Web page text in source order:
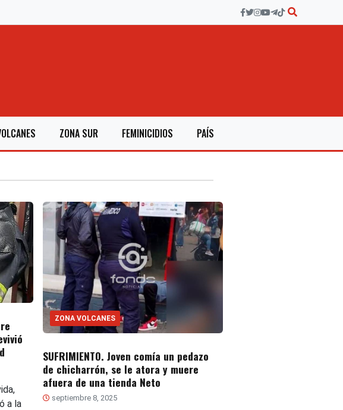
ZONA SUR FEMINICIDIOS PAÍS
a la
ZONA VOLCANES
SUFRIMIENTO. Joven comía un pedazo
de chicharrón, se le atora y muere
afuera de una tienda Neto
septiembre 8, 2025